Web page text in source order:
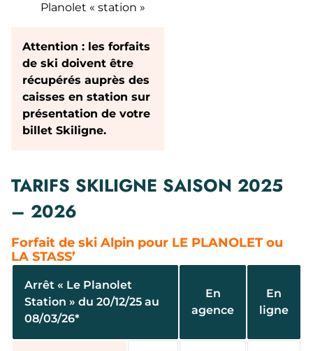
Planolet « station »
Attention : les forfaits
de ski doivent être
récupérés auprès des
caisses en station sur
présentation de votre
billet Skiligne.
TARIFS SKILIGNE SAISON 2025
– 2026
Forfait de ski Alpin pour LE PLANOLET ou
LA STASS’
Arrêt « Le Planolet
Station » du 20/12/25 au
08/03/26*
En
agence
En
ligne